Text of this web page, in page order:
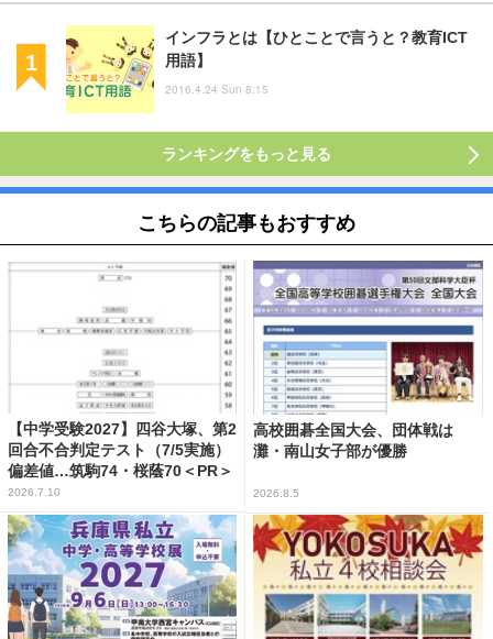
インフラとは【ひとことで言うと？教育ICT
用語】
2016.4.24 Sun 8:15
ランキングをもっと見る
こちらの記事もおすすめ
【中学受験2027】四谷大塚、第2
回合不合判定テスト（7/5実施）
偏差値…筑駒74・桜蔭70＜PR＞
2026.7.10
高校囲碁全国大会、団体戦は
灘・南山女子部が優勝
2026.8.5